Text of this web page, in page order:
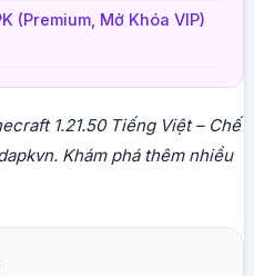
(Premium, Mở Khóa VIP)
1.21.50 Tiếng Việt – Chế
Khám phá thêm nhiều